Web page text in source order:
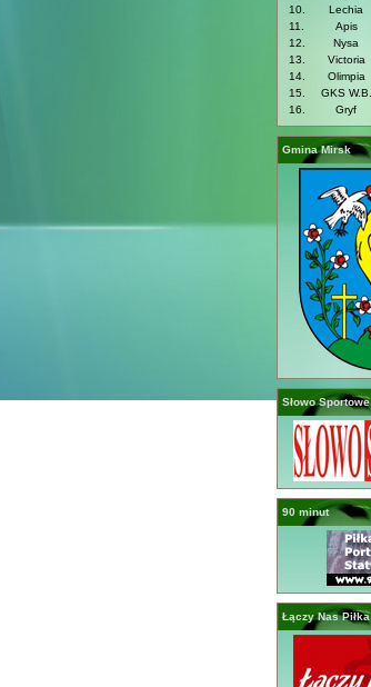
10.
Lechia
11.
Apis
12.
Nysa
13.
Victoria
14.
Olimpia
15.
GKS W.B.
16.
Gryf
Gmina Mirsk
Słowo Sportowe
90 minut
Łączy Nas Piłka